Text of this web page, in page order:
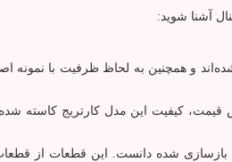
آشنا شوید:
و همچنین به لحاظ ظرفیت با نمونه
کیفیت این مدل کارتریج کاسته
بازسازی شده دانست. این قطعات از